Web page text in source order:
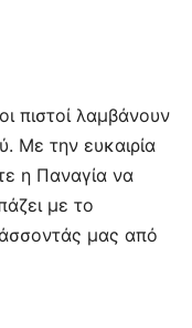
πιστοί λαμβάνουν
Με την ευκαιρία
η Παναγία να
με το
μας από